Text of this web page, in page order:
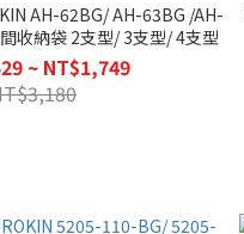
AH-62BG/ AH-63BG /AH-
收納袋 2支型/ 3支型/ 4支型
~ NT$1,749